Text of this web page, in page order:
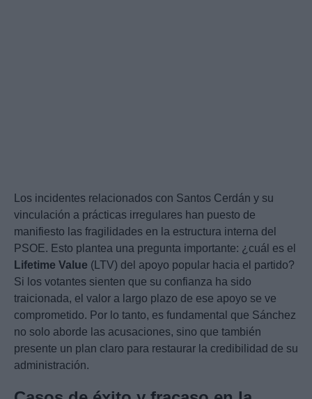
Los incidentes relacionados con Santos Cerdán y su
vinculación a prácticas irregulares han puesto de
manifiesto las fragilidades en la estructura interna del
PSOE. Esto plantea una pregunta importante: ¿cuál es el
Lifetime Value (LTV) del apoyo popular hacia el partido?
Si los votantes sienten que su confianza ha sido
traicionada, el valor a largo plazo de ese apoyo se ve
comprometido. Por lo tanto, es fundamental que Sánchez
no solo aborde las acusaciones, sino que también
presente un plan claro para restaurar la credibilidad de su
administración.